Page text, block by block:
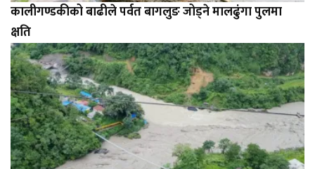
कालीगण्डकीको बाढीले पर्वत बागलुङ जोड्ने मालढुंगा पुलमा
क्षति